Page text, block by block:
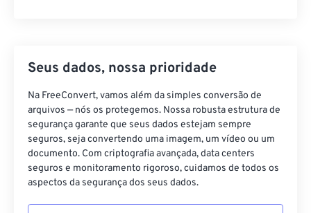
Seus dados, nossa prioridade
Na FreeConvert, vamos além da simples conversão de
arquivos — nós os protegemos. Nossa robusta estrutura de
segurança garante que seus dados estejam sempre
seguros, seja convertendo uma imagem, um vídeo ou um
documento. Com criptografia avançada, data centers
seguros e monitoramento rigoroso, cuidamos de todos os
aspectos da segurança dos seus dados.